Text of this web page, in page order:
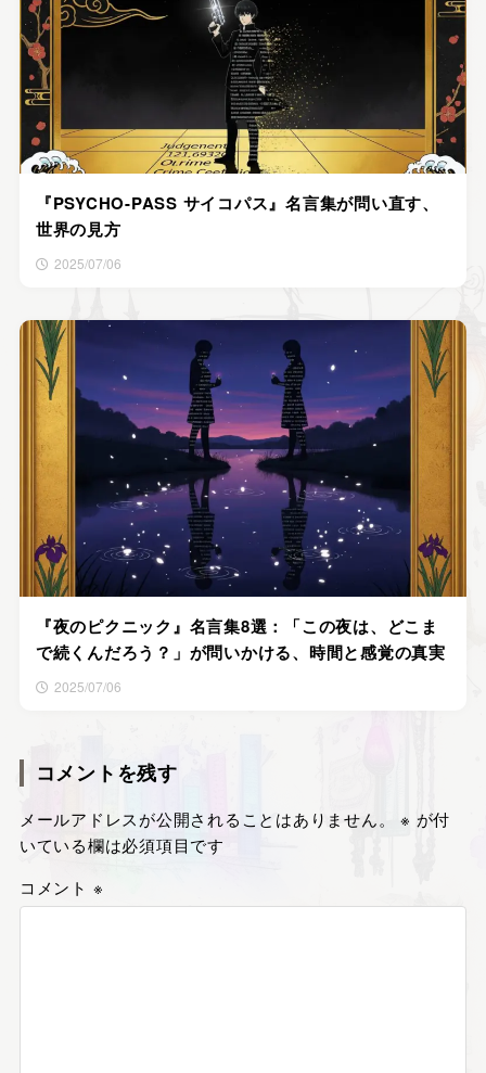
『PSYCHO-PASS サイコパス』名言集が問い直す、
世界の見方
2025/07/06
『夜のピクニック』名言集8選：「この夜は、どこま
で続くんだろう？」が問いかける、時間と感覚の真実
2025/07/06
コメントを残す
メールアドレスが公開されることはありません。 ※ が付
いている欄は必須項目です
コメント ※